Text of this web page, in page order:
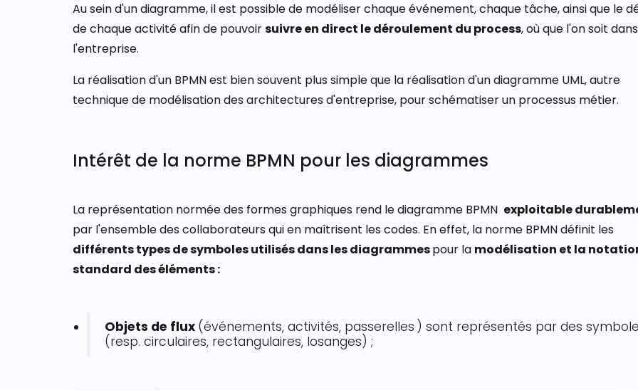
Au sein d'un diagramme, il est possible de modéliser chaque événement, chaque tâche, ainsi que le
de chaque activitéafin de pouvoirsuivre en direct le déroulement du process, où que l'on soit dans
l'entreprise.
La réalisation d'un BPMN est bien souvent plus simple que la réalisation d'un diagramme UML, autre
technique de modélisation des architectures d'entreprise, pour schématiser un processus métier.
Intérêt de la norme BPMN pour les diagrammes
La représentation normée des formes graphiques rend le diagramme BPMN exploitable
par l'ensemble des collaborateurs qui en maîtrisent lescodes. En effet, la norme BPMN définit les
différents types de symboles utilisés dans les diagrammespour la modélisation et la
standard des éléments :
Objets de flux (événements, activités, passerelles ) sont représentés par des
(resp. circulaires, rectangulaires, losanges) ;